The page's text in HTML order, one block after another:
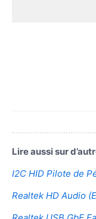
Lire aussi sur
I2C HID Pilote de
Realtek HD Audio